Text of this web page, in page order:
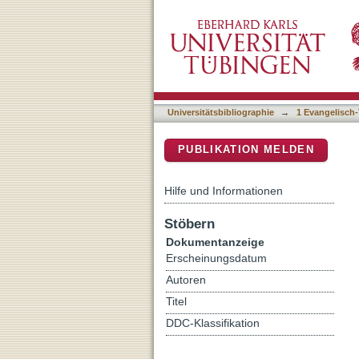
Universitätsbibliographie → 1
PUBLIKATION MELDEN
Hilfe und Informationen
Stöbern
Dokumentanzeige
Erscheinungsdatum
Autoren
Titel
DDC-Klassifikation